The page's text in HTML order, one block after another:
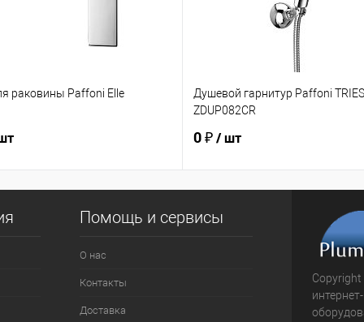
раковины Paffoni Elle
Душевой гарнитур Paffoni
ZDUP082CR
0 ₽/ шт
Помощь и сервисы
О нас
Контакты
Доставка